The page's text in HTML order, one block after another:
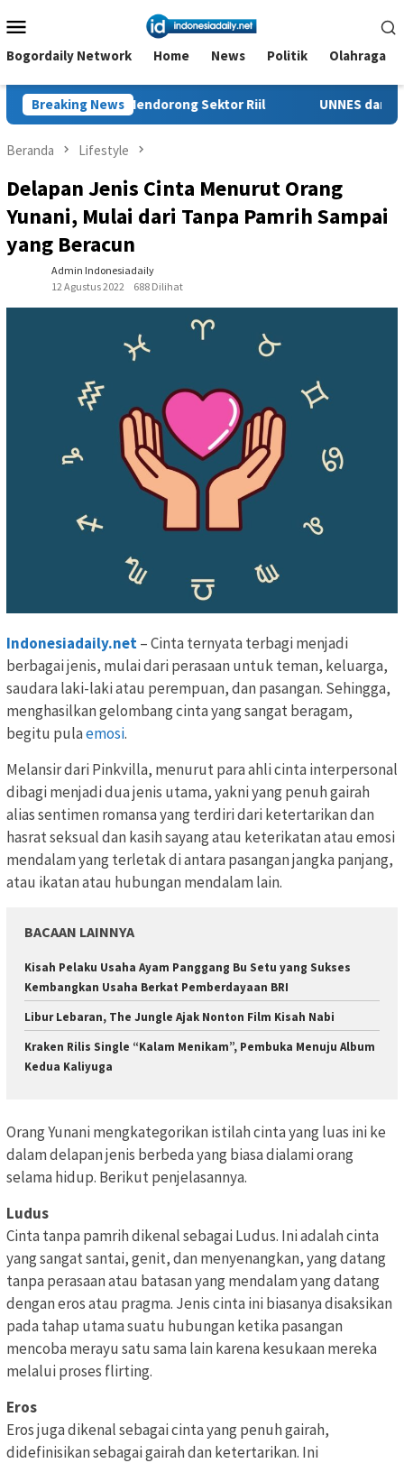
ke
kontenMobile
Bogordaily Network Home News Politik Olahraga
Breaking News
Sektor Riil UNNES dan Politeknik Negeri
Beranda Lifestyle
Delapan Jenis Cinta Menurut Orang
Yunani, Mulai dari Tanpa Pamrih Sampai
yang Beracun
Admin Indonesiadaily
12 Agustus 2022
688 Dilihat
Indonesiadaily.net– Cinta ternyata terbagi menjadi
berbagai jenis, mulai dari perasaan untuk teman, keluarga,
saudara laki-laki atau perempuan, dan pasangan. Sehingga,
menghasilkan gelombang cinta yang sangat beragam,
begitu pulaemosi.
Melansir dari Pinkvilla, menurut para ahli cinta interpersonal
dibagi menjadi dua jenis utama, yakni yang penuh gairah
alias sentimen romansa yang terdiri dari ketertarikan dan
hasrat seksual dan kasih sayang atau keterikatan atau emosi
mendalam yang terletak di antara pasangan jangka panjang,
atau ikatan atau hubungan mendalam lain.
BACAAN LAINNYA
Kisah Pelaku Usaha Ayam Panggang Bu Setu yang Sukses
Kembangkan Usaha Berkat Pemberdayaan BRI
Libur Lebaran, The Jungle Ajak Nonton Film Kisah Nabi
Kraken Rilis Single “Kalam Menikam”, Pembuka Menuju Album
Kedua Kaliyuga
Orang Yunani mengkategorikan istilah cinta yang luas ini ke
dalam delapan jenis berbeda yang biasa dialami orang
selama hidup. Berikut penjelasannya.
Ludus
Cinta tanpa pamrih dikenal sebagai Ludus. Ini adalah cinta
yang sangat santai, genit, dan menyenangkan, yang datang
tanpa perasaan atau batasan yang mendalam yang datang
dengan eros atau pragma. Jenis cinta ini biasanya disaksikan
pada tahap utama suatu hubungan ketika pasangan
mencoba merayu satu sama lain karena kesukaan mereka
melalui proses flirting.
Eros
Eros juga dikenal sebagai cinta yang penuh gairah,
didefinisikan sebagai gairah dan ketertarikan. Ini